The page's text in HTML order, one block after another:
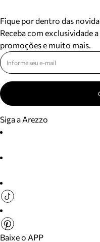
Fique por dentro das
Receba com exclusividade
promoções e muito mais.
Siga a Arezzo
Baixe o APP